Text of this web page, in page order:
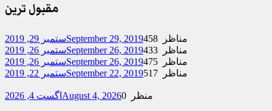
مقبول ترین
ستمبر 29, 2019September 29, 2019
458 مناظر
ستمبر 26, 2019September 26, 2019
433 مناظر
ستمبر 26, 2019September 26, 2019
475 مناظر
ستمبر 22, 2019September 22, 2019 517 مناظر
اگست 4, 2026 August 4, 2026 0 منظر